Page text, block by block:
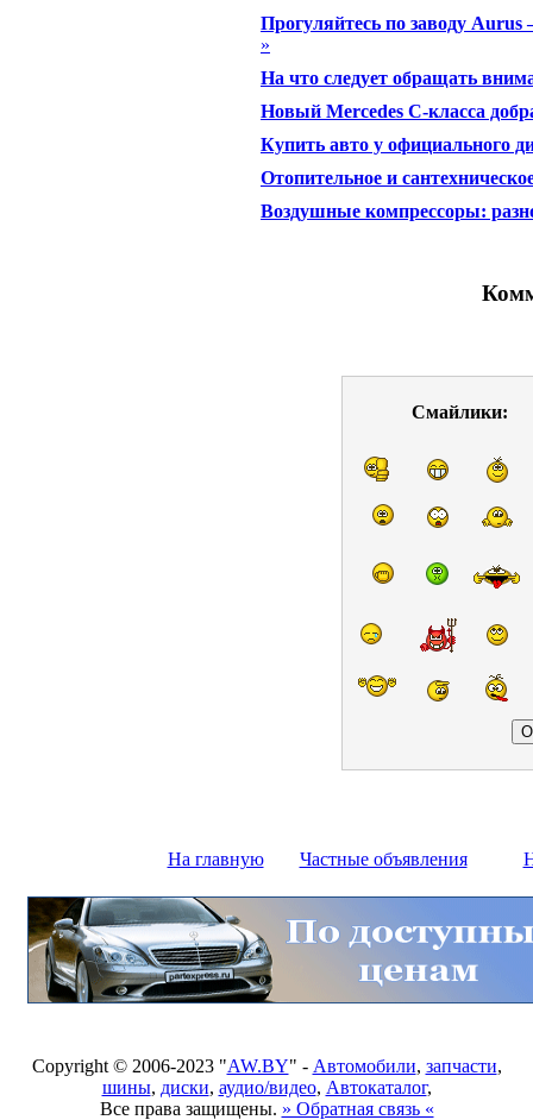
Прогуляйтесь по заводу
»
На что следует обращать
Новый Mercedes C-класса
Купить авто у официального
Отопительное и
Воздушные компрессоры:
Смайлики:
На главную Частные объявления
Copyright © 2006-2023 "AW.BY" - Автомобили, запчасти,
шины, диски, аудио/видео, Автокаталог,
Все права защищены. » Обратная связь «